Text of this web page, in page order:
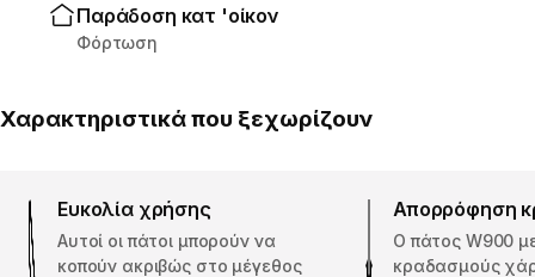
Παράδοση κατ 'οίκον
Φόρτωση
Χαρακτηριστικά που ξεχωρίζουν
Ευκολία χρήσης
Αυτοί οι πάτοι μπορούν να
κοπούν ακριβώς στο μέγεθος
Απορρόφηση
Ο πάτος W900
κραδασμούς